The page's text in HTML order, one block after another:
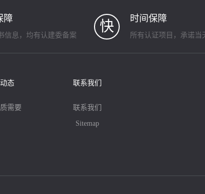
障
信息，均有认建委备案
快 时间保障
所有认证项目，承诺当
态
需要
联系我们
联系我们
Sitemap